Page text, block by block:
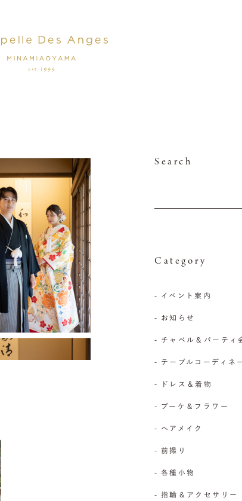
Search
Category
- イベント案内
- お知らせ
- チャペル＆パーティ
- テーブルコーディネ
- ドレス＆着物
- ブーケ＆フラワー
- ヘアメイク
- 前撮り
- 各種小物
- 指輪＆アクセサリー